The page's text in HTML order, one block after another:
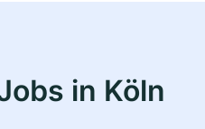
in Köln